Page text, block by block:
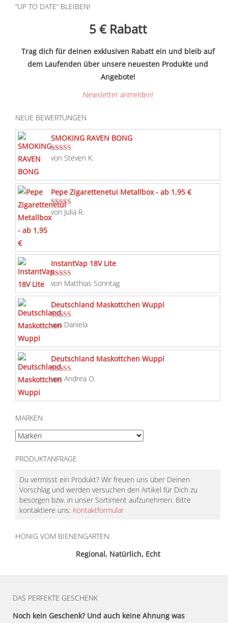
“UP TO DATE” BLEIBEN!
5 € Rabatt
Trag dich für deinen exklusiven Rabatt ein und bleib auf
dem Laufenden über unsere neuesten Produkte und
Angebote!
Newsletter anmelden!
NEUE BEWERTUNGEN
SMOKING RAVEN BONG
Bewertet mit
von Steven K.
Pepe Zigarettenetui Metallbox - ab 1,95 €
Bewertet mit
5
von Julia R.
InstantVap 18V Lite
Bewertet mit
5von 5
von Matthias Sonntag
Deutschland Maskottchen Wuppi
Bewertet mit
von Daniela
Deutschland Maskottchen Wuppi
Bewertet mit
von Andrea O.
MARKEN
PRODUKTANFRAGE
Du vermisst ein Produkt? Wir freuen uns über Deinen
Vorschlag und werden versuchen den Artikel für Dich zu
besorgen bzw. in unser Sortiment aufzunehmen. Bitte
kontaktiere uns: Kontaktformular
HONIG VOM BIENENGARTEN:
Regional, Natürlich, Echt
DAS PERFEKTE GESCHENK
Noch kein Geschenk? Und auch keine Ahnung was